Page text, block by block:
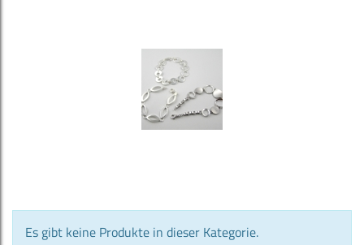
Es gibt keine Produkte in dieser Kategorie.